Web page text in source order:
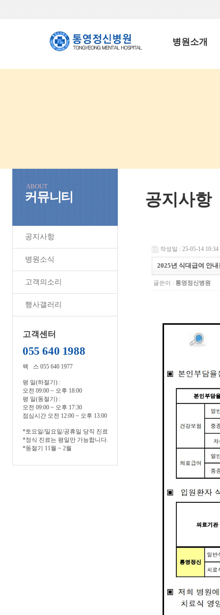
병원소개
ABOUT
커뮤니티
공지사항
병원소식
고객의소리
행사갤러리
고객센터
055 640 1988
팩 스 055 640 1977
평 일(하절기) :
오전 09:00 ~ 오후 18:00
평 일(동절기) :
오전 09:00 ~ 오후 17:30
점심시간 오전 12:00 ~ 오후 13:00
*토요일/일요일/공휴일 당직 진료
*정식 진료는 평일만 가능합니다.
*동절기 11월 ~ 2월
공지사항
작성일 : 25-05-14 10:34
2025년 식대급여 안내
글쓴이 : 통영정신병원